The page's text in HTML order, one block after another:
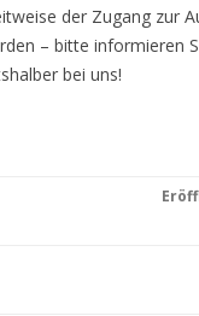
der Zugang zur
– bitte informieren
bei uns!